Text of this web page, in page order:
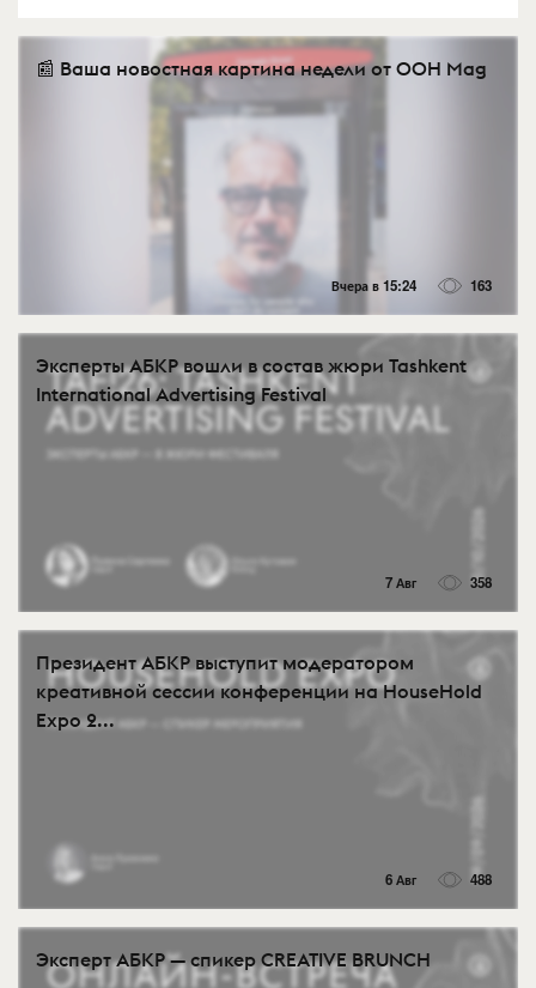
📰 Ваша новостная картина недели от OOH Mag
Вчера в 15:24 163
Эксперты АБКР вошли в состав жюри Tashkent
International Advertising Festival
7 Авг 358
Президент АБКР выступит модератором
креативной сессии конференции на HouseHold
Expo 2...
6 Авг 488
Эксперт АБКР — спикер CREATIVE BRUNCH